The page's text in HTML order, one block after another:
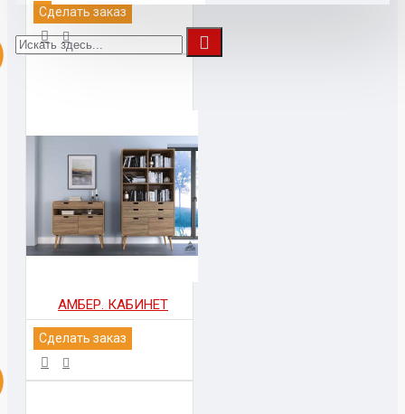
Сделать заказ
АМБЕР. КАБИНЕТ
Сделать заказ